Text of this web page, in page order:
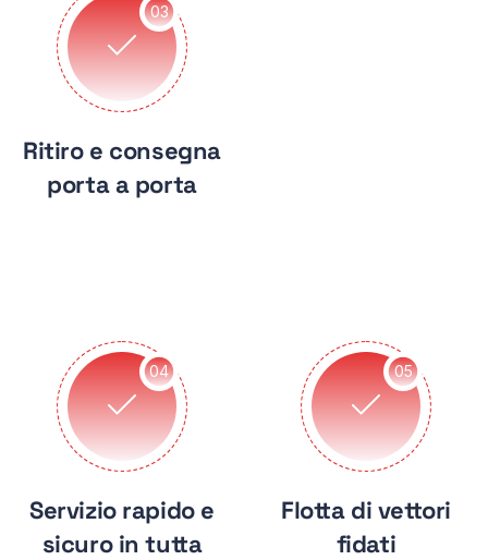
03
Ritiro e consegna
porta a porta
04
Servizio rapido e
sicuro in tutta
05
Flotta di vettori
fidati